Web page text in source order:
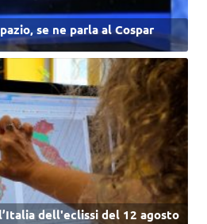
se ne parla al Cospar
dell'eclissi del 12 agosto